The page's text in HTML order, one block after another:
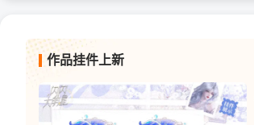
作品挂件上新